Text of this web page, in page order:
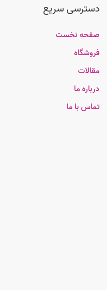
دسترسی سریع
صفحه نخست
فروشگاه
مقالات
درباره ما
تماس با ما